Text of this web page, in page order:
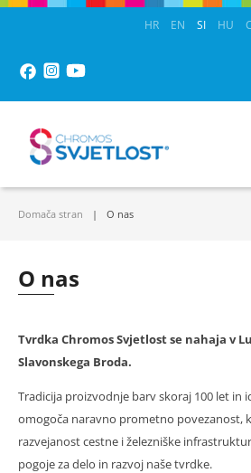
HR EN SI HU
Domača stran O nas
O nas
Tvrdka Chromos Svjetlost se nahaja v
Slavonskega Broda.
Tradicija proizvodnje barv skoraj 100 let in
omogoča naravno prometno povezanost,
razvejanost cestne i železniške
pogoje za delo in razvoj naše tvrdke.